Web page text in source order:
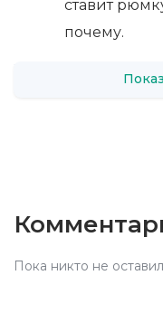
ставит
почему.
Пока никто не